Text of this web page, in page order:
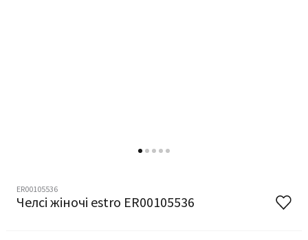
ER00105536
Челсі жіночі estro ER00105536